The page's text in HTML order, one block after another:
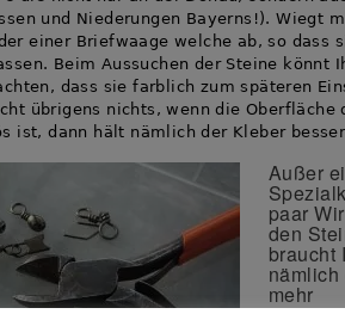
und Niederungen Bayerns!). Wiegt
einer Briefwaage welche ab, so dass
Beim Aussuchen der Steine könnt
dass sie farblich zum späteren
übrigens nichts, wenn die Oberfläche
ist, dann hält nämlich der Kleber
Außer
paar
den
braucht
mehr